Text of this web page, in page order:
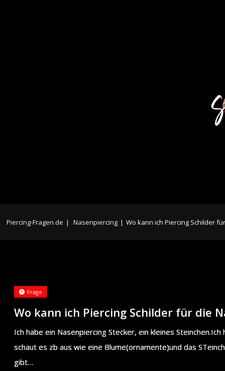
Piercing-Fragen.de | Nasenpiercing | Wo kann ich Piercing Schilder
Wo kann ich Piercing Schilder für die
Frage
Ich habe ein Nasenpiercing Stecker, ein kleines
schaut es zb aus wie eine Blume(ornamente)und das
gibt…